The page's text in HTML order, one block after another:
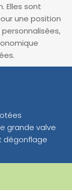
Elles sont
une position
grande valve
dégonflage